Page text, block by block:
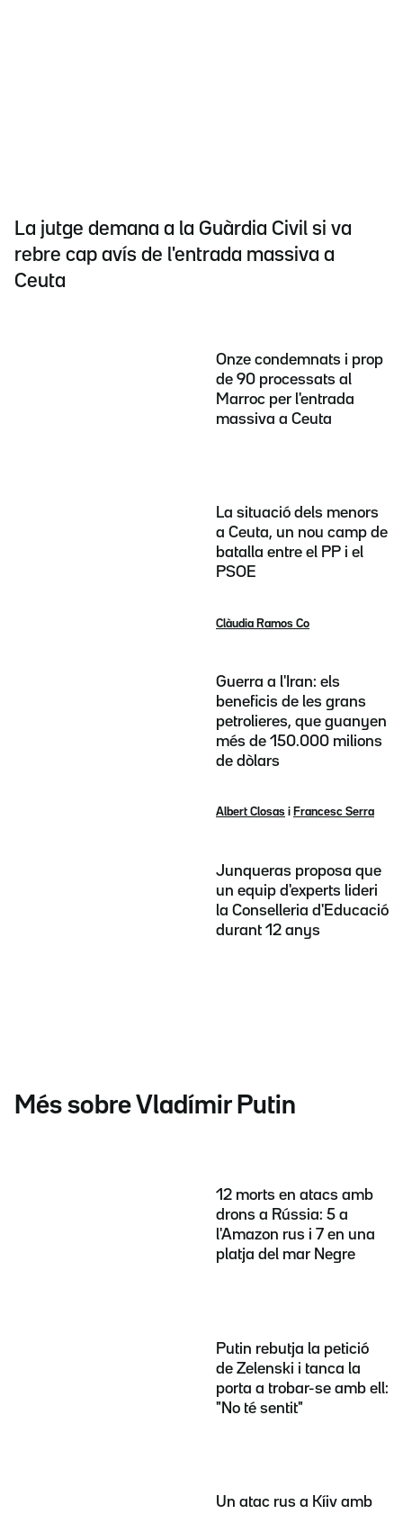
La jutge demana a la Guàrdia Civil si va
rebre cap avís de l'entrada massiva a
Ceuta
Onze condemnats i prop
de 90 processats al
Marroc per l'entrada
massiva a Ceuta
La situació dels menors
a Ceuta, un nou camp de
batalla entre el PP i el
PSOE
Clàudia Ramos Co
Guerra a l'Iran: els
beneficis de les grans
petrolieres, que guanyen
més de 150.000 milions
de dòlars
Albert Closas i Francesc Serra
Junqueras proposa que
un equip d'experts lideri
la Conselleria d'Educació
durant 12 anys
Més sobre Vladímir Putin
12 morts en atacs amb
drons a Rússia: 5 a
l'Amazon rus i 7 en una
platja del mar Negre
Putin rebutja la petició
de Zelenski i tanca la
porta a trobar-se amb ell:
"No té sentit"
Un atac rus a Kíiv amb